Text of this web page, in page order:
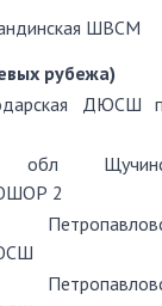
ШВСМ
рубежа)
ДЮСШ
обл
2